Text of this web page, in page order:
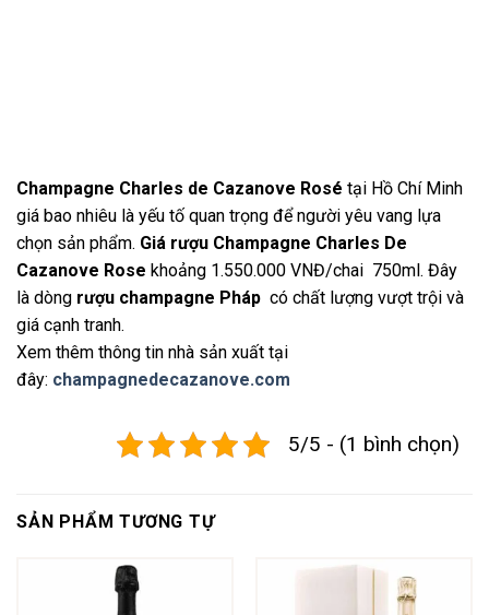
Champagne Charles de Cazanove Rosé tại Hồ Chí Minh
giá bao nhiêu là yếu tố quan trọng để người yêu vang lựa
chọn sản phẩm. Giá rượu Champagne Charles De
Cazanove Rose khoảng 1.550.000 VNĐ/chai 750ml. Đây
là dòng rượu champagne Pháp có chất lượng vượt trội và
giá cạnh tranh.
Xem thêm thông tin nhà sản xuất tại
đây: champagnedecazanove.com
5/5 - (1 bình chọn)
SẢN PHẨM TƯƠNG TỰ